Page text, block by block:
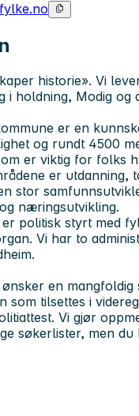
historie». Vi
i holdning, Modig og
er en
og rundt 4500
er viktig for folks
er utdanning,
stor
næringsutvikling.
politisk styrt med
Vi har to
en mangfoldig
som tilsettes i
Vi gjør
søkerlister, men du